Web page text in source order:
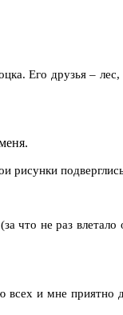
Его друзья –
рисунки
что не раз
всех и мне